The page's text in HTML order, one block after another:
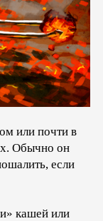
или почти в
Обычно он
если
кашей или